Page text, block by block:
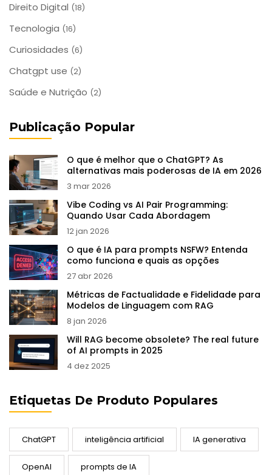
Direito Digital (18)
Tecnologia (16)
Curiosidades (6)
Chatgpt use (2)
Saúde e Nutrição (2)
Publicação Popular
O que é melhor que o ChatGPT? As
alternativas mais poderosas de IA em 2026
3 mar 2026
Vibe Coding vs AI Pair Programming:
Quando Usar Cada Abordagem
12 jan 2026
O que é IA para prompts NSFW? Entenda
como funciona e quais as opções
27 abr 2026
Métricas de Factualidade e Fidelidade para
Modelos de Linguagem com RAG
8 jan 2026
Will RAG become obsolete? The real future
of AI prompts in 2025
4 dez 2025
Etiquetas De Produto Populares
ChatGPT inteligência artificial IA generativa
OpenAI prompts de IA